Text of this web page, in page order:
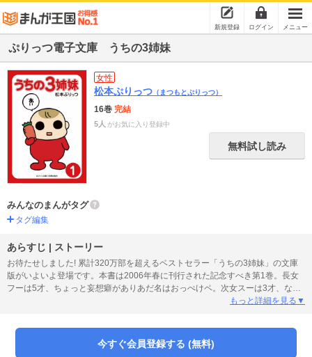
新規登録 ログイン メニュー
ぷりっつ電子文庫 うちの3姉妹
女性
松本ぷりっつ （まつもとぷりっつ）
16巻 完結
5人 がお気に入り登録中
無料試し読み
みんなのまんがタグ
タグ編集
あらすじ | ストーリー
お待たせしました! 累計320万部を超えるベストセラー「うちの3姉妹」の文庫
版がいよいよ登場です。本書は2006年春に刊行された記念すべき第1巻。長女
フーは5才、ちょっと妄想癖がありあだ名はおっぺけペ。次女スーは3才、なに
ごともマイペースであだ名はリベロ。そして三女チーは1才、あだ名は社長、ま
とボケっぷりに、母の鋭いツッコミがまき起こす爆笑の連続。小さな子どもを
もつ人なら、思わず「あるある」とうなずいてしまう、ぷりっつワールドの原
点がこの1冊にぎゅっと詰まっているのです。
もっと詳細を見る▼
今すぐ会員登録する (無料)